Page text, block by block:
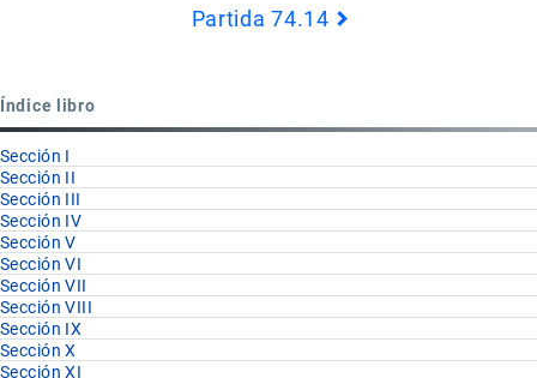
Partida 74.14
Índice libro
Sección I
Sección II
Sección III
Sección IV
Sección V
Sección VI
Sección VII
Sección VIII
Sección IX
Sección X
Sección XI